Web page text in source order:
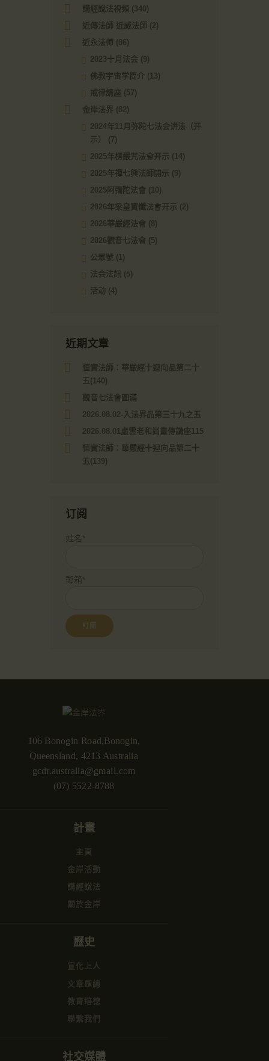
講經說法視頻
(340)
近傳法師 近威法師 (2)
近永法师
(86)
2023十月法会 (9)
佛教宇宙学简介 (13)
戒律講座 (57)
金岸法界 (82)
2024年11月弥陀七法会讲法（开
示）
(7)
2025年楞嚴咒法會开示 (14)
2025年禪七興法師開示 (9)
2025阿彌陀法會 (10)
2026年梁皇寶懺法會开示 (2)
2026華嚴經法會 (8)
2026觀音七法會 (5)
公眾號
(1)
法会法訊 (5)
活动 (4)
近期文章
恒實法師：華嚴經十迴向品第二十
五(140)
觀音七法會圓滿
2026.08.02-入法界品第三十九之五
2026.08.01虛雲老和尚畫傳講座115
恒實法師：華嚴經十迴向品第二十
五(139)
订阅
姓名*
郵箱*
106 Bonogin Road,Bonogin,
Queensland, 4213 Australia
gcdr.australia@gmail.com
(07) 5522-8788
計畫
主頁
金岸活動
講經說法
關於金岸
歷史
宣化上人
文章匯總
教育培德
聯繫我們
社交媒體